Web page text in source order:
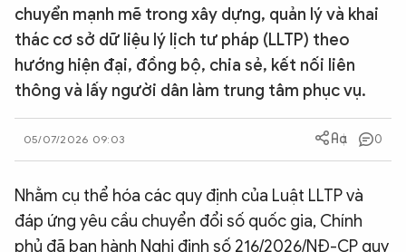
XÃ HỘI
PHÁP LUẬT
CÔNG NGHỆ
QUỐC TẾ
chuyển mạnh mẽ trong xây dựng, quản lý và khai
thác cơ sở dữ liệu lý lịch tư pháp (LLTP) theo
hướng hiện đại, đồng bộ, chia sẻ, kết nối liên
thông và lấy người dân làm trung tâm phục vụ.
05/07/2026 09:03 0
Nhằm cụ thể hóa các quy định của Luật LLTP và
đáp ứng yêu cầu chuyển đổi số quốc gia, Chính
phủ đã ban hành Nghị định số 216/2026/NĐ-CP quy